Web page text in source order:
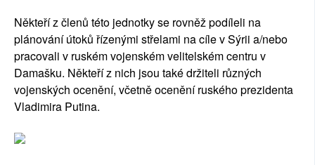
Někteří z členů této jednotky se rovněž podíleli na
plánování útoků řízenými střelami na cíle v Sýrii a/nebo
pracovali v ruském vojenském velitelském centru v
Damašku. Někteří z nich jsou také držiteli různých
vojenských ocenění, včetně ocenění ruského prezidenta
Vladimira Putina.